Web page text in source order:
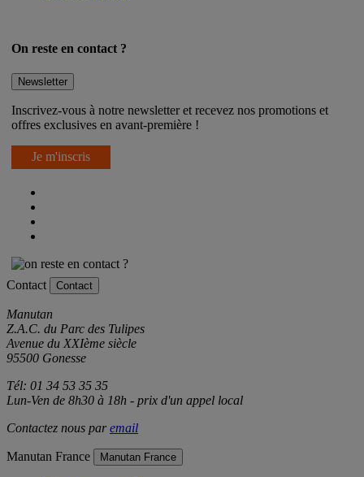
On reste en contact ?
Newsletter
Inscrivez-vous à notre newsletter et recevez nos promotions et
offres exclusives en avant-première !
Je m'inscris
Contact Contact
Manutan
Z.A.C. du Parc des Tulipes
Avenue du XXIème siècle
95500 Gonesse
Tél: 01 34 53 35 35
Lun-Ven de 8h30 à 18h - prix d'un appel local
Contactez nous paremail
Manutan France Manutan France